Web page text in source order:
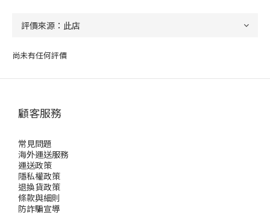
尚未有任何評價
顧客服務
常見問題
海外運送服務
運送政策
隱私權政策
退換貨政策
條款與細則
防詐騙宣導